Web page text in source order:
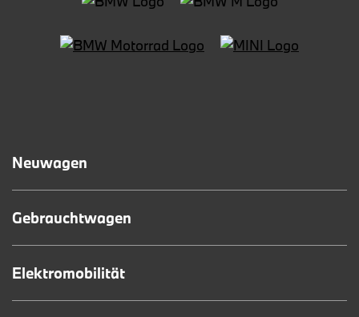
Neuwagen
Gebrauchtwagen
Elektromobilität